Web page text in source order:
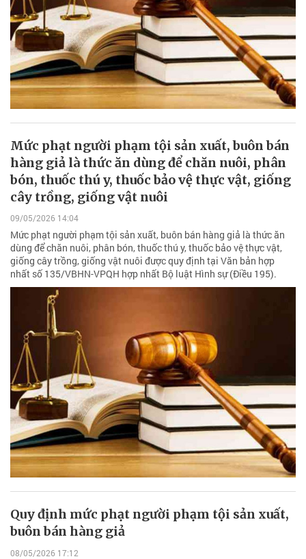
Mức phạt người phạm tội sản xuất, buôn bán
hàng giả là thức ăn dùng để chăn nuôi, phân
bón, thuốc thú y, thuốc bảo vệ thực vật, giống
cây trồng, giống vật nuôi
09/05/2026 14:04
Mức phạt người phạm tội sản xuất, buôn bán hàng giả là thức ăn
dùng để chăn nuôi, phân bón, thuốc thú y, thuốc bảo vệ thực vật,
giống cây trồng, giống vật nuôi được quy định tại Văn bản hợp
nhất số 135/VBHN-VPQH hợp nhất Bộ luật Hình sự (Điều 195).
Quy định mức phạt người phạm tội sản xuất,
buôn bán hàng giả
08/05/2026 17:12